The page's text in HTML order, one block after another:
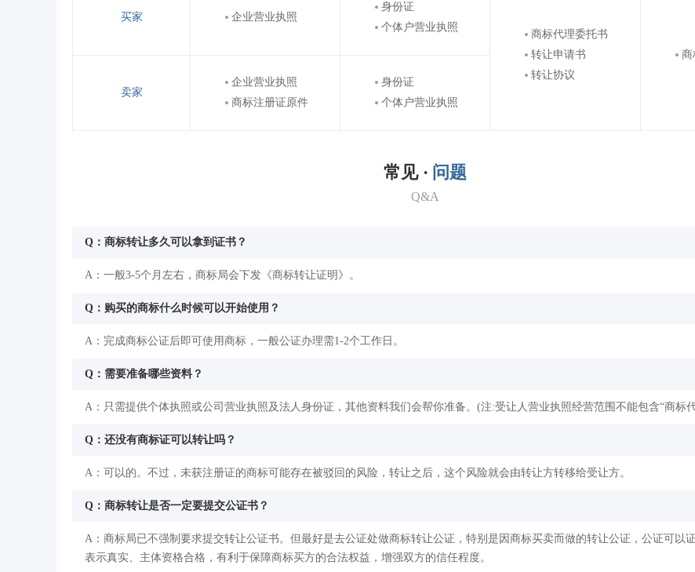
买家 企业营业执照
身份证
个体户营业执照
商标代理委托书
转让申请书
转让协议
商
卖家
企业营业执照
商标注册证原件
身份证
个体户营业执照
常见 · 问题
Q&A
Q：商标转让多久可以拿到证书？
A：一般3-5个月左右，商标局会下发《商标转让证明》。
Q：购买的商标什么时候可以开始使用？
A：完成商标公证后即可使用商标，一般公证办理需1-2个工作日。
Q：需要准备哪些资料？
A：只需提供个体执照或公司营业执照及法人身份证，其他资料我们会帮你准备。(注:受让人营业执照经营范围不能包含“商标
Q：还没有商标证可以转让吗？
A：可以的。不过，未获注册证的商标可能存在被驳回的风险，转让之后，这个风险就会由转让方转移给受让方。
Q：商标转让是否一定要提交公证书？
A：商标局已不强制要求提交转让公证书。但最好是去公证处做商标转让公证，特别是因商标买卖而做的转让公证，公证可以
表示真实、主体资格合格，有利于保障商标买方的合法权益，增强双方的信任程度。